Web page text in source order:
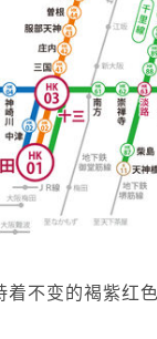
不变的褐紫红